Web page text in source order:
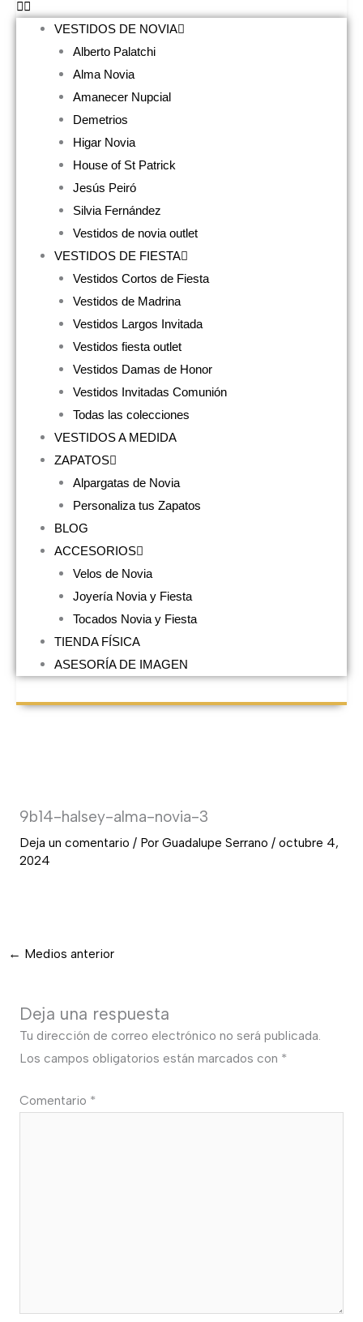
VESTIDOS DE NOVIA
Alberto Palatchi
Alma Novia
Amanecer Nupcial
Demetrios
Higar Novia
House of St Patrick
Jesús Peiró
Silvia Fernández
Vestidos de novia outlet
VESTIDOS DE FIESTA
Vestidos Cortos de Fiesta
Vestidos de Madrina
Vestidos Largos Invitada
Vestidos fiesta outlet
Vestidos Damas de Honor
Vestidos Invitadas Comunión
Todas las colecciones
VESTIDOS A MEDIDA
ZAPATOS
Alpargatas de Novia
Personaliza tus Zapatos
BLOG
ACCESORIOS
Velos de Novia
Joyería Novia y Fiesta
Tocados Novia y Fiesta
TIENDA FÍSICA
ASESORÍA DE IMAGEN
9b14-halsey-alma-novia-3
Deja un comentario / Por Guadalupe Serrano / octubre 4,
2024
← Medios anterior
Deja una respuesta
Tu dirección de correo electrónico no será publicada.
Los campos obligatorios están marcados con *
Comentario *